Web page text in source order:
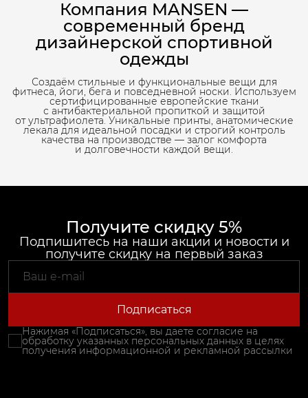
Компания MANSEN —
современный бренд
дизайнерской спортивной
одежды
Создаём стильные и функциональные вещи для
фитнеса, йоги, бега и повседневной носки. Используем
сертифицированные европейские ткани
с антибактериальной пропиткой и защитой
от ультрафиолета. Уникальные принты, анатомические
лекала для идеальной посадки и строгий контроль
качества на производстве — залог комфорта
и долговечности каждой вещи.
Получите скидку 5%
Подпишитесь на наши акции и новости и
получите скидку на первый заказ
Подписаться
Нажимая «Подписаться», вы даете согласие на
обработку указанных персональных данных в целях
получения информационной и рекламной рассылки